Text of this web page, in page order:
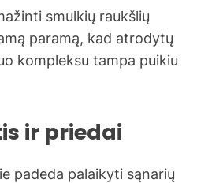
smulkių raukšlių
paramą, kad atrodytų
kompleksu tampa puikiu
ir priedai
padeda palaikyti sąnarių